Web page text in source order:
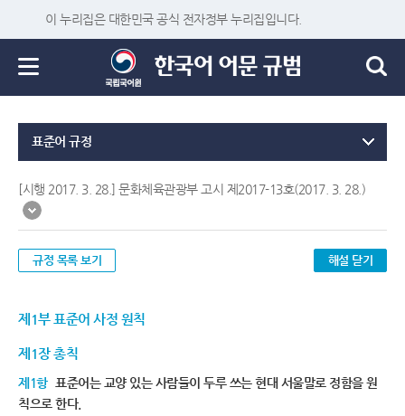
이 누리집은 대한민국 공식 전자정부 누리집입니다.
표준어 규정
[시행 2017. 3. 28.] 문화체육관광부 고시 제2017-13호(2017. 3. 28.)
규정 목록 보기 해설 닫기
제1부 표준어 사정 원칙
제1장 총칙
제1항 표준어는 교양 있는 사람들이 두루 쓰는 현대 서울말로 정함을 원
칙으로 한다.